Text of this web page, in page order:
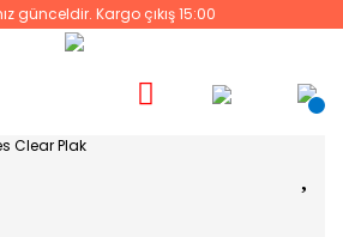
günceldir. Kargo çıkış 15:00